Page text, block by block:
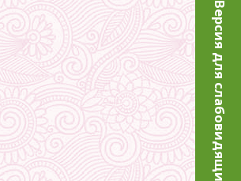
Версия для слабовидящих